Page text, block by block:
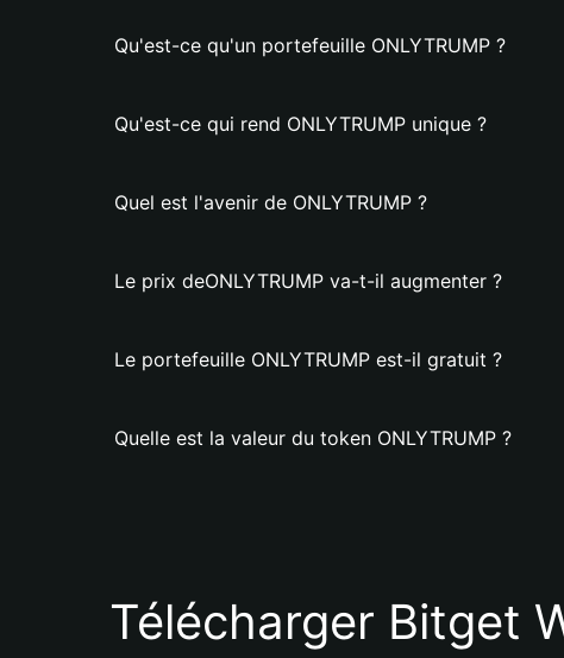
Qu'est-ce qu'un portefeuille ONLYTRUMP ?
Qu'est-ce qui rend ONLYTRUMP unique ?
Quel est l'avenir de ONLYTRUMP ?
Le prix deONLYTRUMP va-t-il augmenter ?
Le portefeuille ONLYTRUMP est-il gratuit ?
Quelle est la valeur du token ONLYTRUMP ?
Télécharger Bitget